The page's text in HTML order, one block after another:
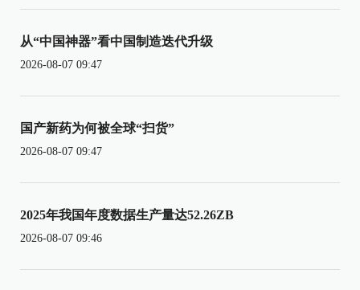
从“中国神器”看中国制造迭代升级
2026-08-07 09:47
国产新药为何被全球“扫货”
2026-08-07 09:47
2025年我国年度数据生产量达52.26ZB
2026-08-07 09:46